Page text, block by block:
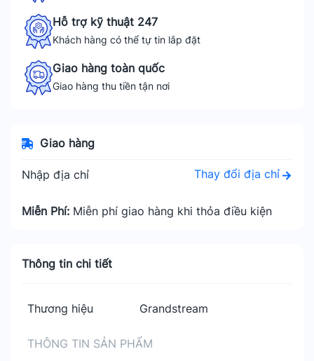
Hỗ trợ kỹ thuật 247
Khách hàng có thể tự tin lắp đặt
Giao hàng toàn quốc
Giao hàng thu tiền tận nơi
Giao hàng
Nhập địa chỉ Thay đổi địa chỉ
Miễn Phí: Miễn phí giao hàng khi thỏa điều kiện
Thông tin chi tiết
Thương hiệu Grandstream
THÔNG TIN SẢN PHẨM